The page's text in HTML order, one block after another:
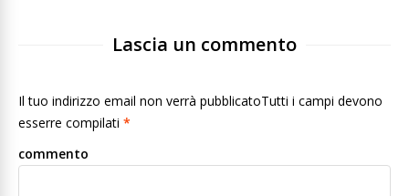
Lascia un commento
Il tuo indirizzo email non verrà pubblicatoTutti i campi devono
esserre compilati *
commento